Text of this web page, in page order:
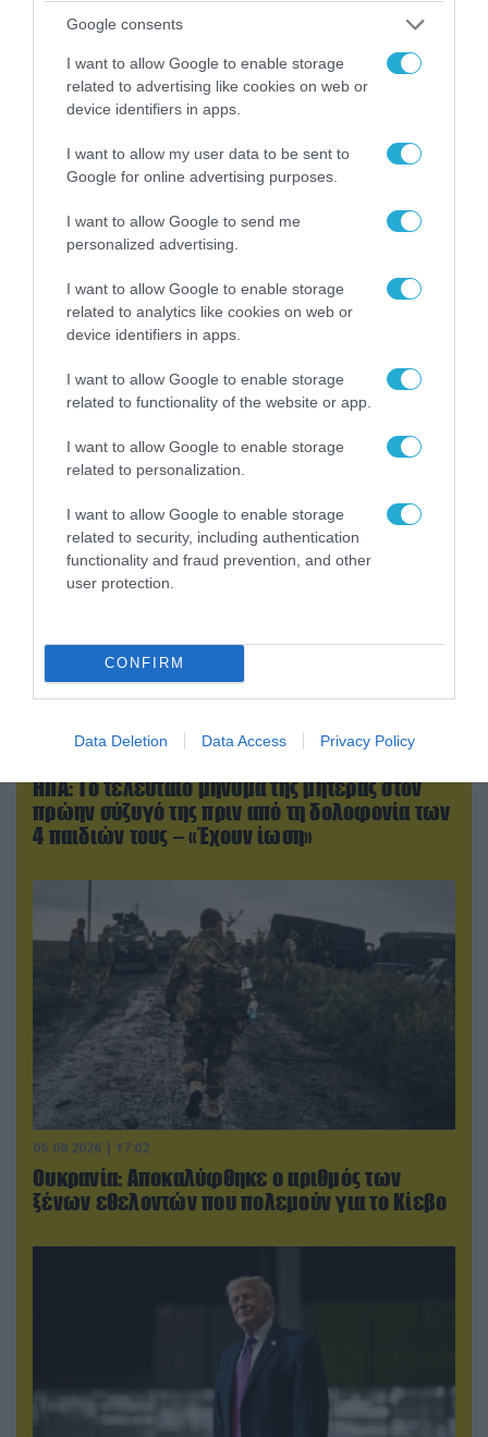
Google consents
I want to allow Google to enable storage
related to advertising like cookies on web or
device identifiers in apps.
I want to allow my user data to be sent to
Google for online advertising purposes.
I want to allow Google to send me
personalized advertising.
I want to allow Google to enable storage
related to analytics like cookies on web or
device identifiers in apps.
I want to allow Google to enable storage
related to functionality of the website or app.
I want to allow Google to enable storage
related to personalization.
I want to allow Google to enable storage
related to security, including authentication
functionality and fraud prevention, and other
user protection.
CONFIRM
Data Deletion Data Access Privacy Policy
Θορυβήθηκαν οι Ουκρανοί με τις δηλώσεις
Ρώσου υποπτέραρχου: «S-400 κατέρριψαν 10
MiG-29 σε μόλις μια μέρα!»
Μαροκινός παράνομος μετανάστης επιτέθηκε
απείλησε ότι θα την κακοποιήσει!
ΗΠΑ: Το τελευταίο μήνυμα της μητέρας στον
πρώην σύζυγό της πριν από τη δολοφονία των
4 παιδιών τους – «Έχουν ίωση»
06.08.2026 | 17:02
Ουκρανία: Αποκαλύφθηκε ο αριθμός των
ξένων εθελοντών που πολεμούν για το Κίεβο